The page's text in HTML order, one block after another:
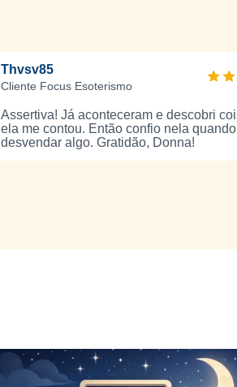
Thvsv85
Cliente Focus Esoterismo
Assertiva! Já aconteceram e descobri
ela me contou. Então confio nela
desvendar algo. Gratidão, Donna!